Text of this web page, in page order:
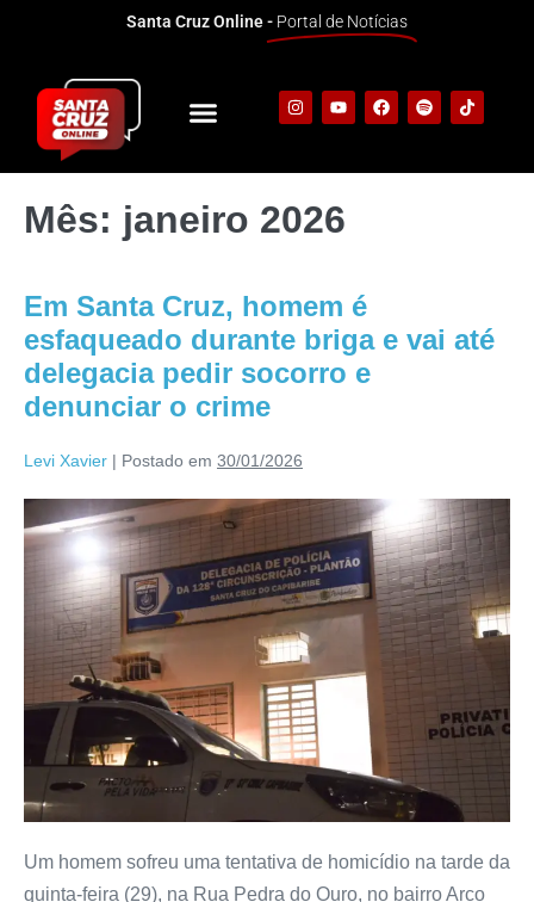
Santa Cruz Online - Portal de Notícias
Mês: janeiro 2026
Em Santa Cruz, homem é
esfaqueado durante briga e vai até
delegacia pedir socorro e
denunciar o crime
Levi Xavier | Postado em 30/01/2026
Um homem sofreu uma tentativa de homicídio na tarde da
quinta-feira (29), na Rua Pedra do Ouro, no bairro Arco